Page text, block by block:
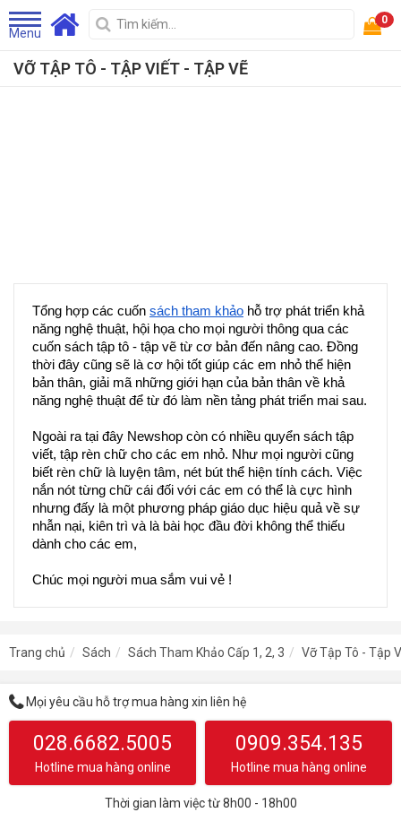
Menu
0
VỠ TẬP TÔ - TẬP VIẾT - TẬP VẼ
Tổng hợp các cuốn sách tham khảo hỗ trợ phát triển khả
năng nghệ thuật, hội họa cho mọi người thông qua các
cuốn sách tập tô - tập vẽ từ cơ bản đến nâng cao. Đồng
thời đây cũng sẽ là cơ hội tốt giúp các em nhỏ thể hiện
bản thân, giải mã những giới hạn của bản thân về khả
năng nghệ thuật để từ đó làm nền tảng phát triển mai sau.
Ngoài ra tại đây Newshop còn có nhiều quyển sách tập
viết, tập rèn chữ cho các em nhỏ. Như mọi người cũng
biết rèn chữ là luyện tâm, nét bút thể hiện tính cách. Việc
nắn nót từng chữ cái đối với các em có thể là cực hình
nhưng đấy là một phương pháp giáo dục hiệu quả về sự
nhẫn nại, kiên trì và là bài học đầu đời không thể thiếu
dành cho các em,
Chúc mọi người mua sắm vui vẻ !
Trang chủ Sách Sách Tham Khảo Cấp 1, 2, 3 Vỡ Tập Tô - Tập
Mọi yêu cầu hỗ trợ mua hàng xin liên hệ
028.6682.5005
Hotline mua hàng online
0909.354.135
Hotline mua hàng online
Thời gian làm việc từ 8h00 - 18h00